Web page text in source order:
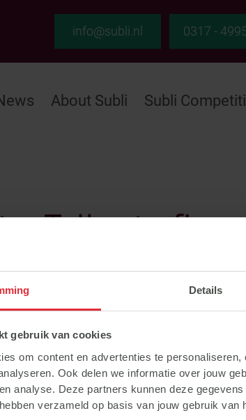
Details
gebruik van cookies
om content en advertenties te
Ook delen we informatie over jouw
analyse. Deze partners kunnen deze
verzameld op basis van jouw gebruik van
info@subli.nl 0317 -
About Subli Subli
Tolbert - five-
Direct naar